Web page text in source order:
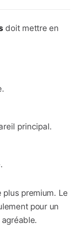
doit mettre en
principal.
plus premium. Le
pour un